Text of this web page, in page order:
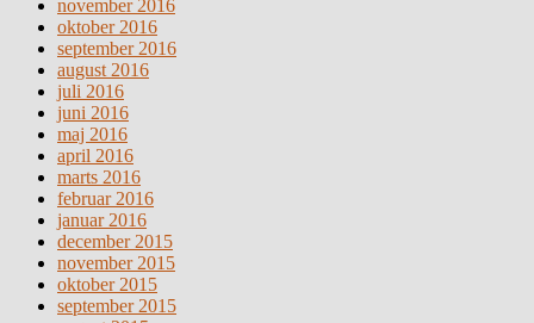
november 2016
oktober 2016
september 2016
august 2016
juli 2016
juni 2016
maj 2016
april 2016
marts 2016
februar 2016
januar 2016
december 2015
november 2015
oktober 2015
september 2015